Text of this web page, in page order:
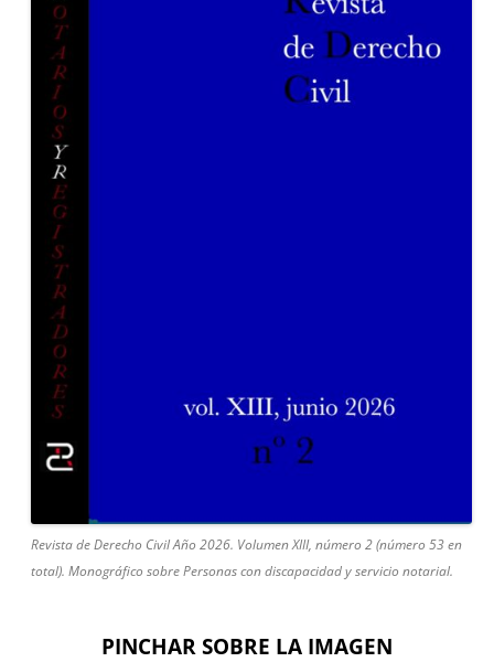
Revista de Derecho Civil Año 2026. Volumen XIII, número 2 (número 53 en
total). Monográfico sobre Personas con discapacidad y servicio notarial.
PINCHAR SOBRE LA IMAGEN